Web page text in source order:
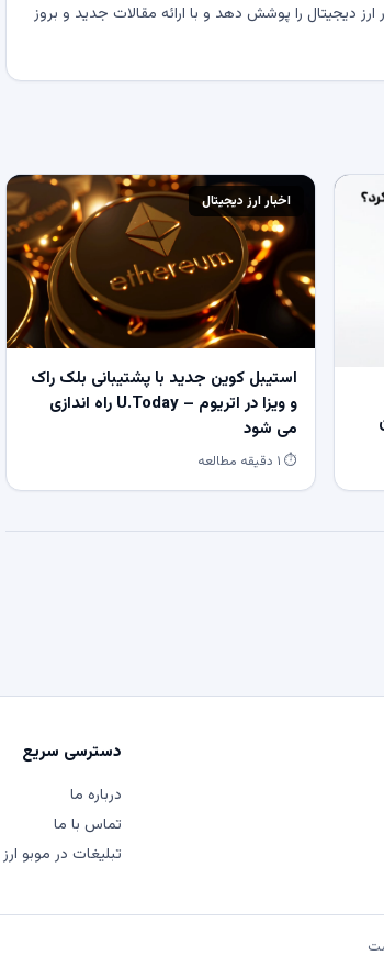
دیجیتال را پوشش دهد و با ارائه مقالات جدید و بروز
اخبار ارز دیجیتال
استیبل کوین جدید با پشتیبانی بلک راک
و ویزا در اتریوم – U.Today راه اندازی
می شود
⏱ ۱ دقیقه مطالعه
دسترسی سریع
درباره ما
تماس با ما
تبلیغات در موبو ارز